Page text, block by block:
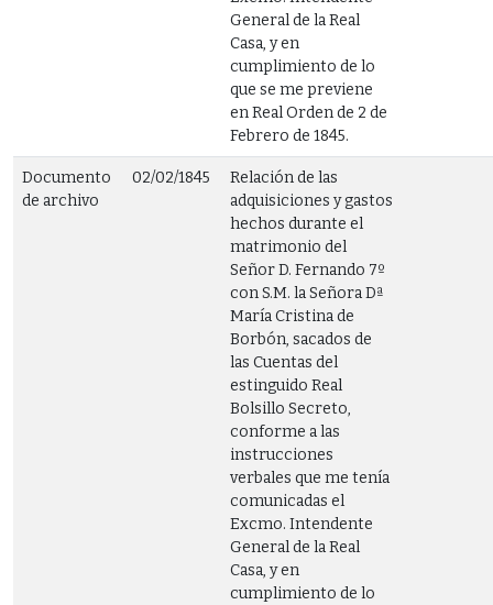
General de la Real
Casa, y en
cumplimiento de lo
que se me previene
en Real Orden de 2 de
Febrero de 1845.
Documento
de archivo
02/02/1845
Relación de las
adquisiciones y gastos
hechos durante el
matrimonio del
Señor D. Fernando 7º
con S.M. la Señora Dª
María Cristina de
Borbón, sacados de
las Cuentas del
estinguido Real
Bolsillo Secreto,
conforme a las
instrucciones
verbales que me tenía
comunicadas el
Excmo. Intendente
General de la Real
Casa, y en
cumplimiento de lo